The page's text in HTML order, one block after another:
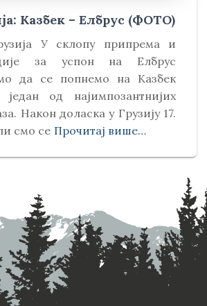
Казбек – Елбрус (ФОТО)
У склопу припрема и
за успон на Елбрус
да се попнемо на Kазбек
од најимпозантнијих
Након доласка у Грузију 17.
смо се Прочитај више…